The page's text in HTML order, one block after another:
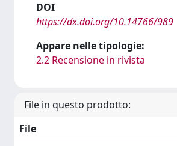
DOI
https://dx.doi.org/10.14766/989
Appare nelle tipologie:
2.2 Recensione in rivista
File in questo prodotto:
File